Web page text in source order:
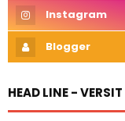
Instagram
Blogger
HEAD LINE -